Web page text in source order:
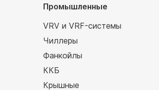
Промышленные
VRV и VRF-системы
Чиллеры
Фанкойлы
ККБ
Крышные